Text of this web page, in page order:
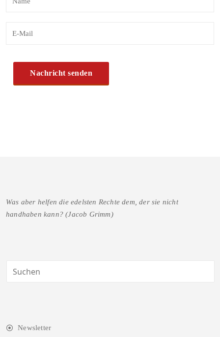
Was aber helfen die edelsten Rechte dem, der sie nicht
handhaben kann? (Jacob Grimm)
Newsletter